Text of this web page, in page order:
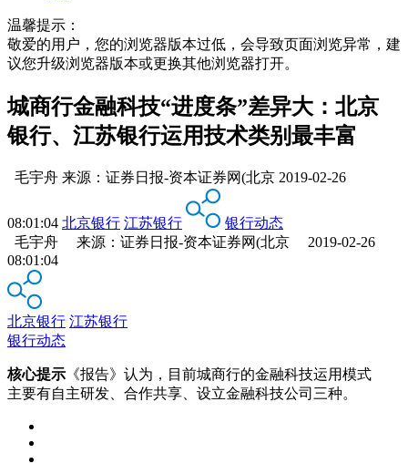
温馨提示：
敬爱的用户，您的浏览器版本过低，会导致页面浏览异常，建
议您升级浏览器版本或更换其他浏览器打开。
城商行金融科技“进度条”差异大：北京
银行、江苏银行运用技术类别最丰富
毛宇舟 来源： 证券日报-资本证券网(北京 2019-02-26
08:01:04 北京银行 江苏银行
银行动态
毛宇舟 来源：证券日报-资本证券网(北京 2019-02-26
08:01:04
北京银行 江苏银行
银行动态
核心提示 《报告》认为，目前城商行的金融科技运用模式
主要有自主研发、合作共享、设立金融科技公司三种。